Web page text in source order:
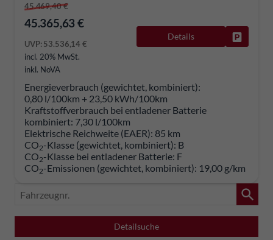
45.469,40 €
45.365,63 €
UVP:53.536,14 €
incl. 20% MwSt.
inkl. NoVA
Details
Energieverbrauch (gewichtet, kombiniert):
0,80 l/100km + 23,50 kWh/100km
Kraftstoffverbrauch bei entladener Batterie
kombiniert: 7,30 l/100km
Elektrische Reichweite (EAER): 85 km
CO2-Klasse (gewichtet, kombiniert): B
CO2-Klasse bei entladener Batterie: F
CO2-Emissionen (gewichtet, kombiniert): 19,00 g/km
Fahrzeugnr.
Detailsuche